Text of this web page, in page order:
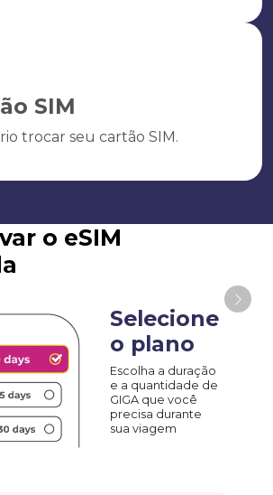
SIM
trocar seu cartão SIM.
o eSIM
Selecione
o plano
Escolha a duração
e a quantidade de
GIGA que você
precisa durante
sua viagem